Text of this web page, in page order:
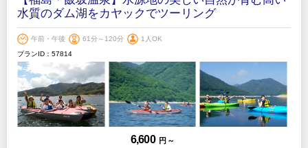
水質のダム湖をカヤックでツーリング
午前・午後 61分～120分
1人OK
プランID：57814
6,600 円 ～